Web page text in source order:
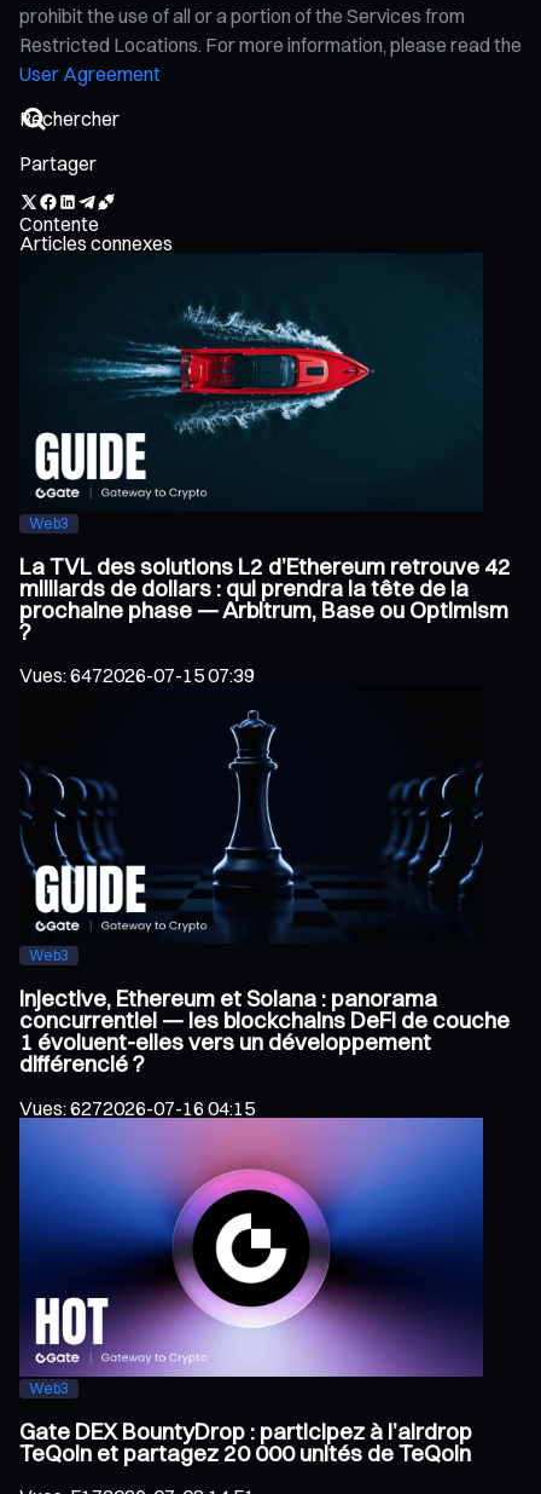
prohibit the use of all or a portion of the Services from
Restricted Locations. For more information, please read the
User Agreement
Partager
Contente
Articles connexes
Web3
La TVL des solutions L2 d’Ethereum retrouve 42
milliards de dollars : qui prendra la tête de la
prochaine phase — Arbitrum, Base ou Optimism
?
Vues:6472026-07-15 07:39
Web3
Injective, Ethereum et Solana : panorama
concurrentiel — les blockchains DeFi de couche
1 évoluent-elles vers un développement
différencié ?
Vues:6272026-07-16 04:15
Web3
Gate DEX BountyDrop : participez à l’airdrop
TeQoin et partagez 20 000 unités de TeQoin